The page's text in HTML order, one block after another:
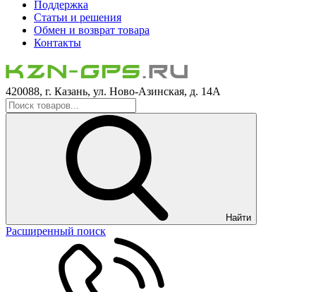
Поддержка
Статьи и решения
Обмен и возврат товара
Контакты
420088, г. Казань, ул. Ново-Азинская, д. 14А
Найти
Расширенный поиск